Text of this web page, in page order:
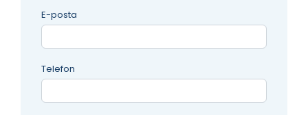
E-posta
Telefon